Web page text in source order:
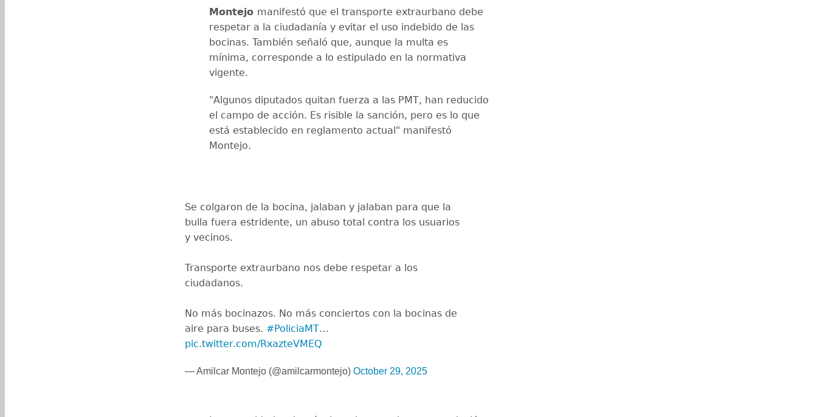
Montejo manifestó que el transporte extraurbano debe
respetar a la ciudadanía y evitar el uso indebido de las
bocinas. También señaló que, aunque la multa es
mínima, corresponde a lo estipulado en la normativa
vigente.
"Algunos diputados quitan fuerza a las PMT, han reducido
el campo de acción. Es risible la sanción, pero es lo que
está establecido en reglamento actual" manifestó
Montejo.
Se colgaron de la bocina, jalaban y jalaban para que la
bulla fuera estridente, un abuso total contra los usuarios
y vecinos.
Transporte extraurbano nos debe respetar a los
ciudadanos.
No más bocinazos. No más conciertos con la bocinas de
aire para buses. #PoliciaMT…
pic.twitter.com/RxazteVMEQ
— Amilcar Montejo (@amilcarmontejo) October 29, 2025